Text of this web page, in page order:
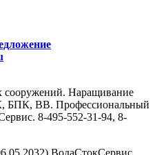
сооружений. Наращивание
БПК, ВВ. Профессиональный
8-495-552-31-94, 8-